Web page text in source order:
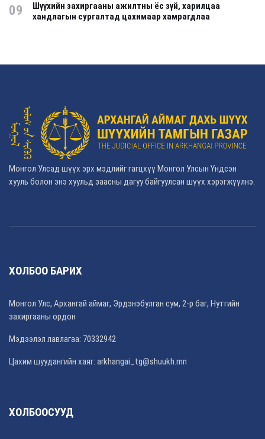
09
Шүүхийн захиргааны ажилтны ёс зүй, харилцаа
хандлагын сургалтад цахимаар хамрагдлаа
Монгол Улсад шүүх эрх мэдлийг гагцхүү Монгол Улсын Үндсэн
хууль болон энэ хуульд заасны дагуу байгуулсан шүүх хэрэгжүүлнэ.
ХОЛБОО БАРИХ
Монгол Улс, Архангай аймаг, Эрдэнэбулган сум, 2-р баг, Нутгийн
захиргааны ордон
Мэдээлэл лавлагаа: 70332942
Цахим шуудангийн хаяг: arkhangai_tg@shuukh.mn
ХОЛБООСУУД